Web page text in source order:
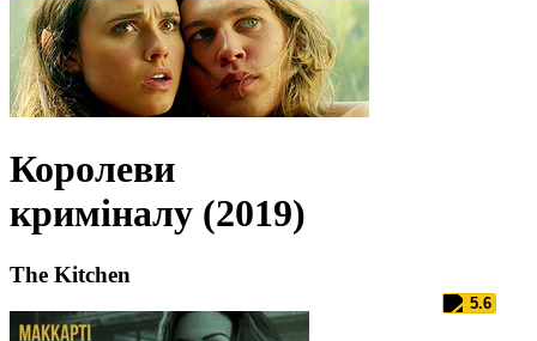
Королеви
криміналу (2019)
The Kitchen
5.6